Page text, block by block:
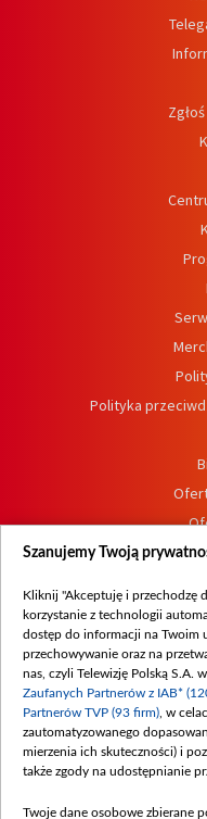
Polityka
Procedura
Szanujemy Twoją
Kliknij "Akceptuję i przechodzę
korzystanie z technologii
dostęp do informacji na Twoim
przechowywanie oraz na
nas, czyli Telewizję Polską S.A.
Zaufanych Partnerów z IAB*
Partnerów TVP (93 firm) , w
zautomatyzowanego
mierzenia ich skuteczności) i
także zgody na udostępnianie
Twoje dane osobowe zbierane